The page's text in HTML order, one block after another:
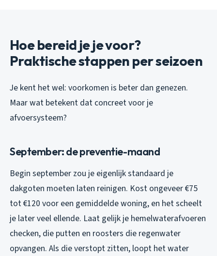
Hoe bereid je je voor?
Praktische stappen per seizoen
Je kent het wel: voorkomen is beter dan genezen.
Maar wat betekent dat concreet voor je
afvoersysteem?
September: de preventie-maand
Begin september zou je eigenlijk standaard je
dakgoten moeten laten reinigen. Kost ongeveer €75
tot €120 voor een gemiddelde woning, en het scheelt
je later veel ellende. Laat gelijk je hemelwaterafvoeren
checken, die putten en roosters die regenwater
opvangen. Als die verstopt zitten, loopt het water